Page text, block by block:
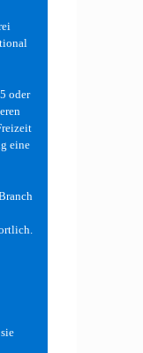
oder
eine